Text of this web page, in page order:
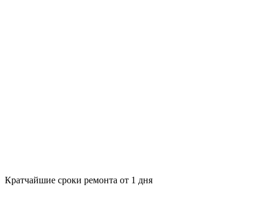
Кратчайшие сроки ремонта от 1 дня